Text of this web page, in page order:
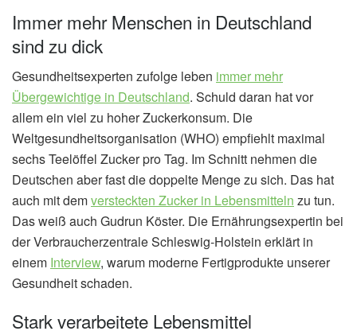
Immer mehr Menschen in Deutschland
sind zu dick
Gesundheitsexperten zufolge leben immer mehr
Übergewichtige in Deutschland. Schuld daran hat vor
allem ein viel zu hoher Zuckerkonsum. Die
Weltgesundheitsorganisation (WHO) empfiehlt maximal
sechs Teelöffel Zucker pro Tag. Im Schnitt nehmen die
Deutschen aber fast die doppelte Menge zu sich. Das hat
auch mit demversteckten Zucker in Lebensmitteln zu tun.
Das weiß auch Gudrun Köster. Die Ernährungsexpertin bei
der Verbraucherzentrale Schleswig-Holstein erklärt in
einem Interview, warum moderne Fertigprodukte unserer
Gesundheit schaden.
Stark verarbeitete Lebensmittel